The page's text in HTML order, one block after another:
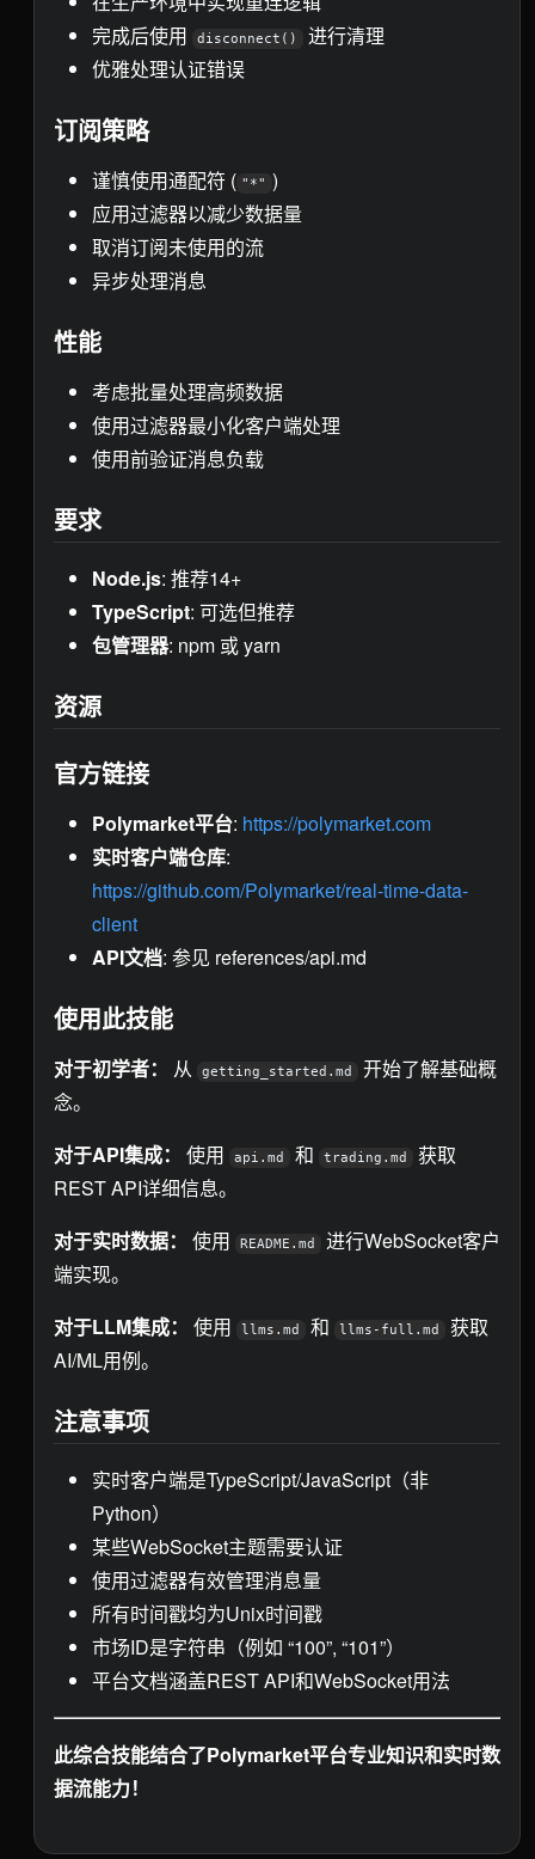
完成后使用
disconnect()
进行清理
优雅处理认证错误
订阅策略
谨慎使用通配符 ( "*" )
应用过滤器以减少数据量
取消订阅未使用的流
异步处理消息
性能
考虑批量处理高频数据
使用过滤器最小化客户端处理
使用前验证消息负载
要求
Node.js: 推荐14+
TypeScript: 可选但推荐
包管理器: npm 或 yarn
资源
官方链接
Polymarket平台: https://polymarket.com
实时客户端仓库:
https://github.com/Polymarket/real-time-data-
client
API文档: 参见 references/api.md
使用此技能
对于初学者： 从 getting_started.md
开始了解基础概
念。
对于API集成：
使用 api.md 和 trading.md
获取
REST API详细信息。
对于实时数据：
使用 README.md
进行WebSocket客户
端实现。
对于LLM集成：
使用 llms.md 和 llms-full.md
获取
AI/ML用例。
注意事项
实时客户端是TypeScript/JavaScript（非
Python）
某些WebSocket主题需要认证
使用过滤器有效管理消息量
所有时间戳均为Unix时间戳
市场ID是字符串（例如 “100”, “101”）
平台文档涵盖REST API和WebSocket用法
此综合技能结合了Polymarket平台专业知识和实时数
据流能力！